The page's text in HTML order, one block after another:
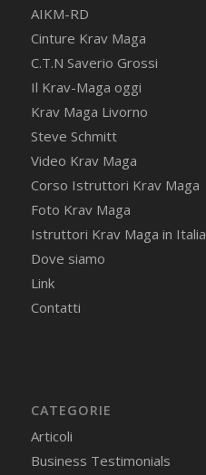
AIKM-RD
Cinture Krav Maga
C.T.N Saverio Grossi
Il Krav-Maga oggi
Krav Maga Livorno
Steve Schmitt
Video Krav Maga
Corso Istruttori Krav Maga
Foto Krav Maga
Istruttori Krav Maga in Italia
Dove siamo
Link
Contatti
CATEGORIE
Articoli
Business Testimonials